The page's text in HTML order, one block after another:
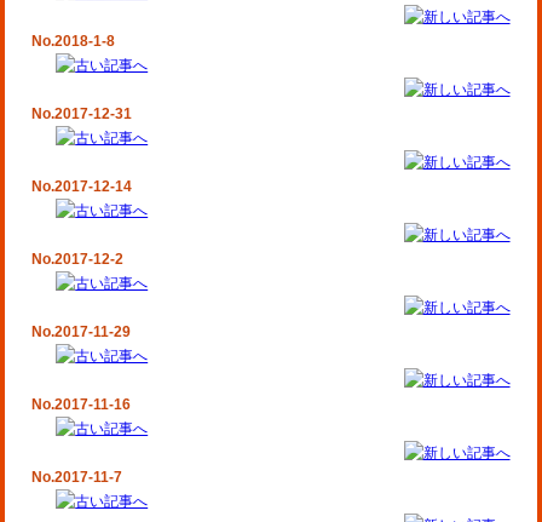
No.2018-1-8
No.2017-12-31
No.2017-12-14
No.2017-12-2
No.2017-11-29
No.2017-11-16
No.2017-11-7